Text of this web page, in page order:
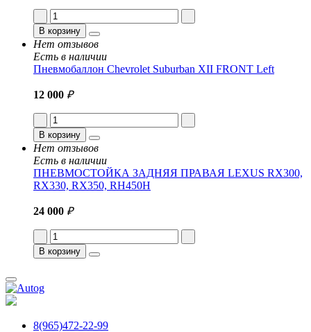
В корзину
Нет отзывов
Есть в наличии
Пневмобаллон Chevrolet Suburban XII FRONT Left
12 000 ₽
В корзину
Нет отзывов
Есть в наличии
ПНЕВМОСТОЙКА ЗАДНЯЯ ПРАВАЯ LEXUS RX300,
RX330, RX350, RH450H
24 000 ₽
В корзину
8(965)472-22-99